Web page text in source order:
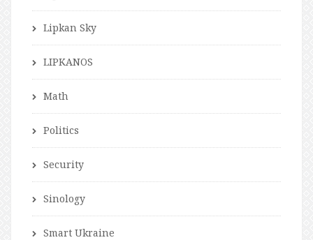
Lipkan Sky
LIPKANOS
Math
Politics
Security
Sinology
Smart Ukraine